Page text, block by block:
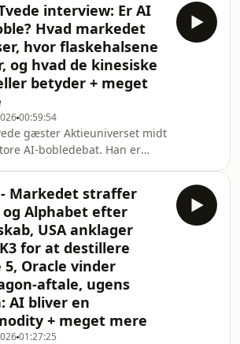
stigninger på tårnhøj
mens Meta og Apple
ned. Vi gennemgår tallene
på, hvor det efterlader AI- og
efter en presset måned -
vi, hvad det egentlig vil
AGI-pilled. Ugens tema
Leopold-
interview: Er AI
Hvad markedet
hvor flaskehalsene
og hvad de kinesiske
betyder + meget
00:59:54
gæster Aktieuniverset midt
AI-bobledebat. Han er
er klart: Det her er ikke en
glemmer at regne
med - samlet set
allerede penge, og
på både chips og
er langt større end
Vi kommer omkring de
og den tekni
- Markedet straffer
og Alphabet efter
USA anklager
for at destillere
5, Oracle vinder
aftale, ugens
AI bliver en
+ meget mere
01:27:25